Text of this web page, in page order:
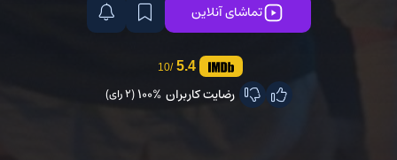
تماشای آنلاین
5.4
/10
رضایت کاربران 100% (2 رای)